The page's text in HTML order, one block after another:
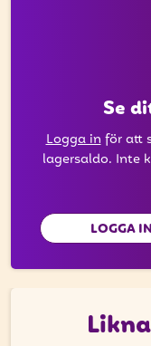
Se
Logga inför att
lagersaldo. Inte
LOGGA IN